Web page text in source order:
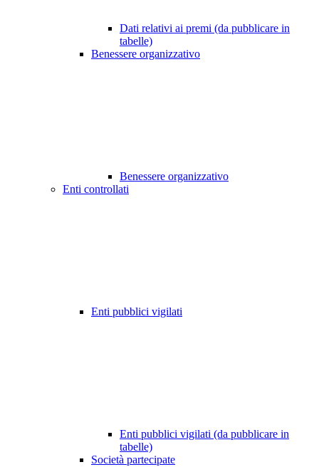
Dati relativi ai premi (da pubblicare in
tabelle)
Benessere organizzativo
Benessere organizzativo
Enti controllati
Enti pubblici vigilati
Enti pubblici vigilati (da pubblicare in
tabelle)
Società partecipate